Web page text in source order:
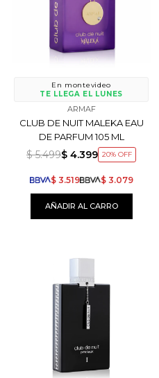
En montevideo
TE LLEGA EL LUNES
ARMAF
CLUB DE NUIT MALEKA EAU
DE PARFUM 105 ML
$ 4.399
$ 5.499 20
$ 3.079
$ 3.519